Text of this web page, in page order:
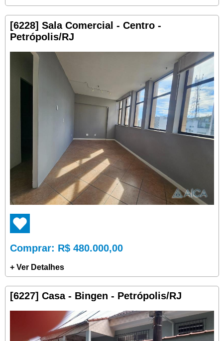
[6228] Sala Comercial - Centro -
Petrópolis/RJ
Comprar: R$ 480.000,00
+ Ver Detalhes
[6227] Casa - Bingen - Petrópolis/RJ